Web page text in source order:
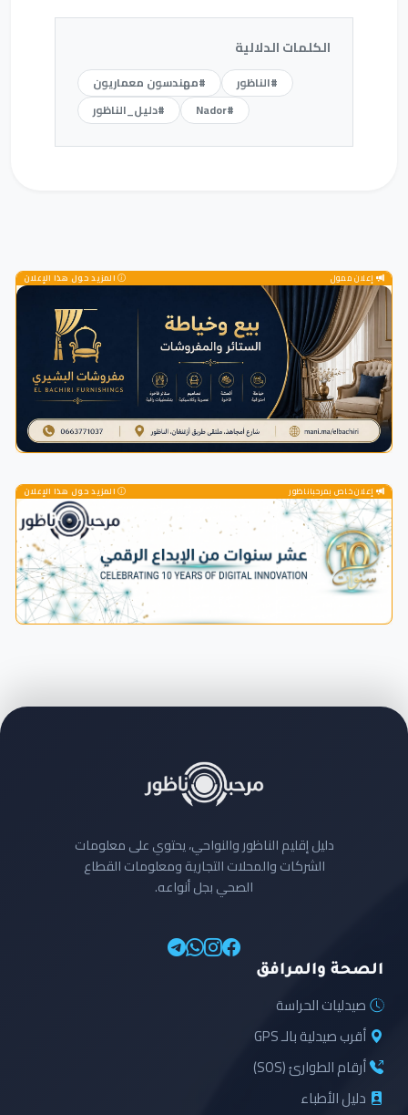
الكلمات الدلالية
#الناظور
#مهندسون معماريون
#Nador
#دليل_الناظور
إعلان ممول المزيد حول هذا الإعلان
إعلان خاص بمرحباناظور المزيد حول هذا الإعلان
دليل إقليم الناظور والنواحي، يحتوي على معلومات
الشركات والمحلات التجارية ومعلومات القطاع
الصحي بجل أنواعه.
الصحة والمرافق
صيدليات الحراسة
أقرب صيدلية بالـ GPS
أرقام الطوارئ (SOS)
دليل الأطباء